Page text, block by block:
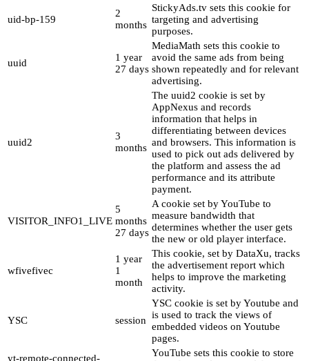
uid-bp-159
2
months
StickyAds.tv sets this cookie for
targeting and advertising
purposes.
uuid
1 year
27 days
MediaMath sets this cookie to
avoid the same ads from being
shown repeatedly and for relevant
advertising.
uuid2
3
months
The uuid2 cookie is set by
AppNexus and records
information that helps in
differentiating between devices
and browsers. This information is
used to pick out ads delivered by
the platform and assess the ad
performance and its attribute
payment.
VISITOR_INFO1_LIVE
5
months
27 days
A cookie set by YouTube to
measure bandwidth that
determines whether the user gets
the new or old player interface.
wfivefivec
1 year
1
month
This cookie, set by DataXu, tracks
the advertisement report which
helps to improve the marketing
activity.
YSC session
YSC cookie is set by Youtube and
is used to track the views of
embedded videos on Youtube
pages.
yt-remote-connected-
YouTube sets this cookie to store